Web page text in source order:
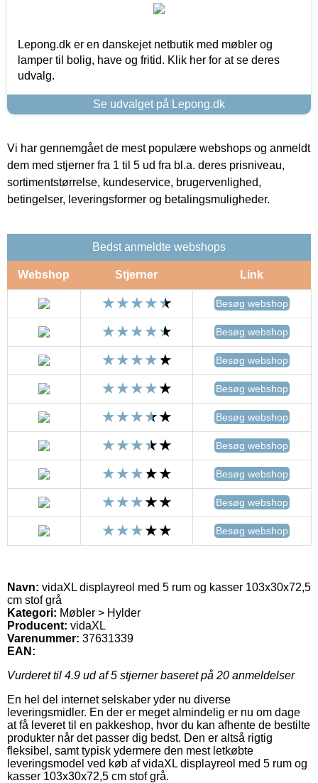
Lepong.dk er en danskejet netbutik med møbler og
lamper til bolig, have og fritid. Klik her for at se deres
udvalg.
Se udvalget på Lepong.dk
Vi har gennemgået de mest populære webshops og anmeldt
dem med stjerner fra 1 til 5 ud fra bl.a. deres prisniveau,
sortimentstørrelse, kundeservice, brugervenlighed,
betingelser, leveringsformer og betalingsmuligheder.
Bedst anmeldte webshops
Webshop Stjerner Link
Besøg webshop
Besøg webshop
Besøg webshop
Besøg webshop
Besøg webshop
Besøg webshop
Besøg webshop
Besøg webshop
Besøg webshop
Navn: vidaXL displayreol med 5 rum og kasser 103x30x72,5
cm stof grå
Kategori: Møbler > Hylder
Producent: vidaXL
Varenummer: 37631339
EAN:
Vurderet til 4.9 ud af 5 stjerner baseret på 20 anmeldelser
En hel del internet selskaber yder nu diverse
leveringsmidler. En der er meget almindelig er nu om dage
at få leveret til en pakkeshop, hvor du kan afhente de bestilte
produkter når det passer dig bedst. Den er altså rigtig
fleksibel, samt typisk ydermere den mest letkøbte
leveringsmodel ved køb af vidaXL displayreol med 5 rum og
kasser 103x30x72,5 cm stof grå.